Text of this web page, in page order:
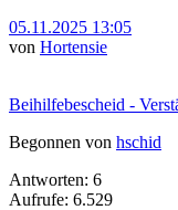
05.11.2025 13:05
von Hortensie
Beihilfebescheid -
Begonnen von hschid
Antworten: 6
Aufrufe: 6.529